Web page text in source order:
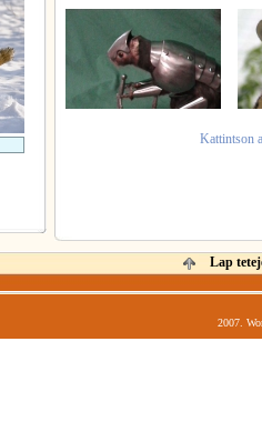
Kattintson
Lap
2007.